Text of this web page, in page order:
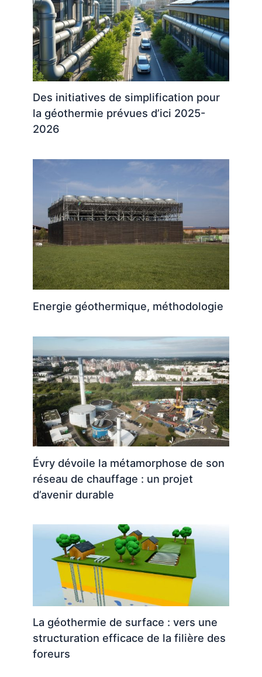
Des initiatives de simplification pour
la géothermie prévues d’ici 2025-
2026
Energie géothermique, méthodologie
Évry dévoile la métamorphose de son
réseau de chauffage : un projet
d’avenir durable
La géothermie de surface : vers une
structuration efficace de la filière des
foreurs